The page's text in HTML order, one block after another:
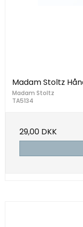
Madam Stoltz
Madam Stoltz
TA5134
29,00 DKK